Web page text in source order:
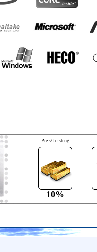
Preis/Leistung
10%